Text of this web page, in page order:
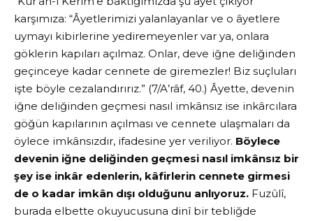
karşımıza: “Âyetlerimizi yalanlayanlar ve o âyetlere
uymayı kibirlerine yediremeyenler var ya, onlara
göklerin kapıları açılmaz. Onlar, deve iğne deliğinden
geçinceye kadar cennete de giremezler! Biz suçluları
işte böyle cezalandırırız.” (7/A’râf, 40.) Âyette, devenin
iğne deliğinden geçmesi nasıl imkânsız ise inkârcılara
göğün kapılarının açılması ve cennete ulaşmaları da
öylece imkânsızdır, ifadesine yer veriliyor. Böylece
devenin iğne deliğinden geçmesi nasıl imkânsız bir
şey ise inkâr edenlerin, kâfirlerin cennete girmesi
de o kadar imkân dışı olduğunu anlıyoruz. Fuzûlî,
burada elbette okuyucusuna dinî bir tebliğde